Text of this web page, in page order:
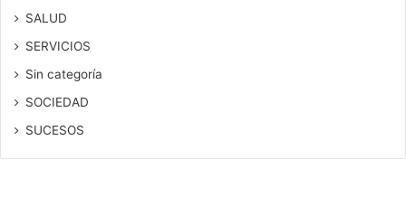
SALUD
SERVICIOS
Sin categoría
SOCIEDAD
SUCESOS